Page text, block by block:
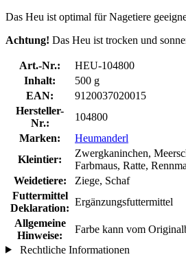
Das Heu ist optimal für Nagetiere
Achtung! Das Heu ist trocken und
Art.-Nr.:
HEU-104800
Inhalt:
500 g
EAN:
9120037020015
Hersteller-
Nr.:
104800
Marken:
Heumanderl
Kleintier:
Zwergkaninchen,
Farbmaus, Ratte,
Weidetiere:
Ziege, Schaf
Futtermittel
Deklaration:
Ergänzungsfuttermittel
Allgemeine
Hinweise:
Farbe kann vom
Rechtliche Informationen